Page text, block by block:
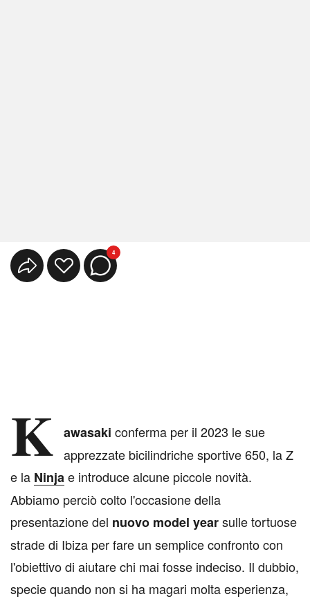
4
K awasaki conferma per il 2023 le sue
apprezzate bicilindriche sportive 650, la Z
e la Ninjae introduce alcune piccole novità.
Abbiamo perciò colto l'occasione della
presentazione del nuovo model yearsulle tortuose
strade di Ibiza per fare un semplice confronto con
l'obiettivo di aiutare chi mai fosse indeciso. Il dubbio,
specie quando non si ha magari molta esperienza,